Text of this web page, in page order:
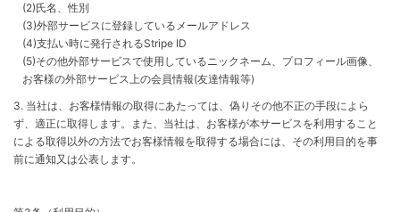
(2)氏名、性別
(3)外部サービスに登録しているメールアドレス
(4)支払い時に発行されるStripe ID
(5)その他外部サービスで使用しているニックネーム、プロフィール画像、
お客様の外部サービス上の会員情報(友達情報等)
3. 当社は、お客様情報の取得にあたっては、偽りその他不正の手段によら
ず、適正に取得します。また、当社は、お客様が本サービスを利用すること
による取得以外の方法でお客様情報を取得する場合には、その利用目的を事
前に通知又は公表します。